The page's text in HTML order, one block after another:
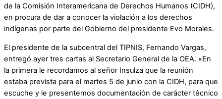
de la Comisión Interamericana de Derechos Humanos (CIDH),
en procura de dar a conocer la violación a los derechos
indígenas por parte del Gobierno del presidente Evo Morales.
El presidente de la subcentral del TIPNIS, Fernando Vargas,
entregó ayer tres cartas al Secretario General de la OEA. «En
la primera le recordamos al señor Insulza que la reunión
estaba prevista para el martes 5 de junio con la CIDH, para que
escuche y le presentemos documentación de carácter técnico